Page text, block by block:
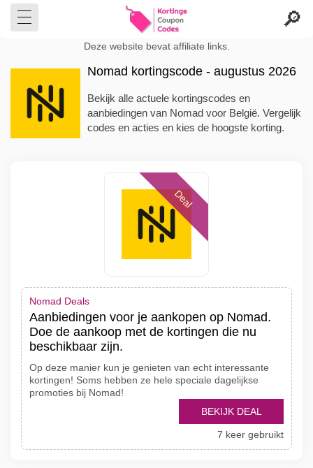
Deze website bevat affiliate links.
Nomad kortingscode - augustus 2026
Bekijk alle actuele kortingscodes en
aanbiedingen van Nomad voor België. Vergelijk
codes en acties en kies de hoogste korting.
Deal
Nomad Deals
Aanbiedingen voor je aankopen op Nomad.
Doe de aankoop met de kortingen die nu
beschikbaar zijn.
Op deze manier kun je genieten van echt interessante
kortingen! Soms hebben ze hele speciale dagelijkse
promoties bij Nomad!
BEKIJK DEAL
7 keer gebruikt